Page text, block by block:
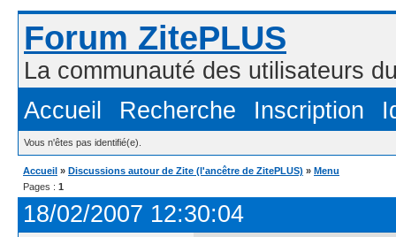
Forum ZitePLUS
La communauté des utilisateurs
Accueil
Recherche Inscription
Vous n'êtes pas identifié(e).
Accueil » Discussions autour de Zite (l'ancêtre de ZitePLUS) » Menu
Pages : 1
18/02/2007 12:30:04